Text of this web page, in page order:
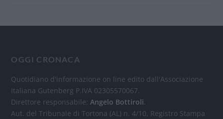
OGGI CRONACA
Quotidiano d'informazione on line edito dall'Associazione
Italiana Gutenberg P.IVA 02305570067.
Direttore responsabile:Angelo Bottiroli.
Aut. del Tribunale di Tortona (AL) n. 4/10, Registro Stampa